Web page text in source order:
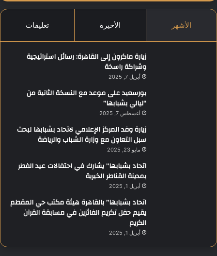
الأشهر الأخيرة تعليقات
زيارة ماكرون إلى القاهرة: رسائل استراتيجية
وشراكة راسخة
أبريل 7, 2025
بورسعيد على موعد مع النسخة الثانية من
“ليالي بشبابها”
أغسطس 7, 2025
زيارة وفد المركز الإعلامي لاتحاد بشبابها لبحث
سبل التعاون مع وزارة الشباب والرياضة
مايو 23, 2025
اتحاد بشبابها” يشارك في احتفالات عيد الفطر
بمدينة القناطر الخيرية
أبريل 1, 2025
اتحاد بشبابها” بالقاهرة هيئة مكتب حي المقطم
يقيم حفل تكريم الفائزين في مسابقة القرآن
الكريم
أبريل 1, 2025